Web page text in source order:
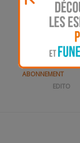
ABONNEMENT
EDITO